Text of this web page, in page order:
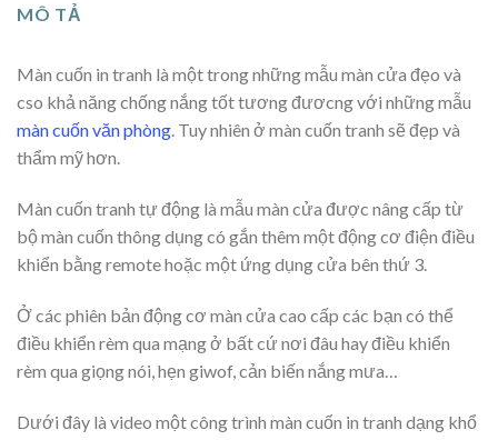
MÔ TẢ
Màn cuốn in tranh là một trong những mẫu màn cửa đẹo và
cso khả năng chống nắng tốt tương đươcng với những mẫu
màn cuốn văn phòng. Tuy nhiên ở màn cuốn tranh sẽ đẹp và
thẩm mỹ hơn.
Màn cuốn tranh tự động là mẫu màn cửa được nâng cấp từ
bộ màn cuốn thông dụng có gắn thêm một động cơ điện điều
khiển bằng remote hoặc một ứng dụng cửa bên thứ 3.
Ở các phiên bản động cơ màn cửa cao cấp các bạn có thể
điều khiển rèm qua mạng ở bất cứ nơi đâu hay điều khiển
rèm qua giọng nói, hẹn giwof, cản biến nắng mưa…
Dưới đây là video một công trình màn cuốn in tranh dạng khổ